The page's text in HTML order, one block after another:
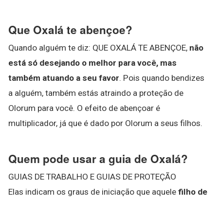
Que Oxalá te abençoe?
Quando alguém te diz: QUE OXALÁ TE ABENÇOE, não
está só desejando o melhor para você, mas
também atuando a seu favor. Pois quando bendizes
a alguém, também estás atraindo a proteção de
Olorum para você. O efeito de abençoar é
multiplicador, já que é dado por Olorum a seus filhos.
Quem pode usar a guia de Oxalá?
GUIAS DE TRABALHO E GUIAS DE PROTEÇÃO
Elas indicam os graus de iniciação que aquele filho de